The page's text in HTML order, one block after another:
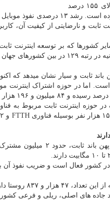
در این راستا ضریب نفوذ موبایل در آخر سال ۹۹ به بالای ۱۵۵ درصد
رسیده که این رقم تا آخر سال ۹۸ بیش
و نارضایتی از کیفیت آن،
که بر توسعه اینترنت ثابت